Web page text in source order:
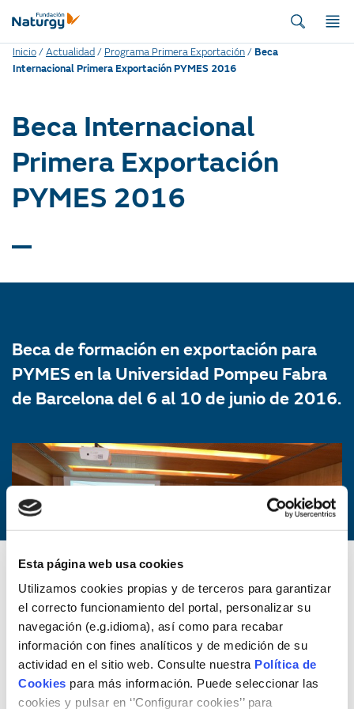
Esta página web usa cookies
Utilizamos cookies propias y de terceros para garantizar
el correcto funcionamiento del portal, personalizar su
navegación (e.g.idioma), así como para recabar
información con fines analíticos y de medición de su
actividad en el sitio web. Consulte nuestra Política de
Cookies para más información. Puede seleccionar las
cookies y pulsar en ‘’Configurar cookies’’ para
Inicio/Actualidad / Programa Primera Exportación/Beca
Internacional Primera Exportación PYMES 2016
Beca Internacional
Primera Exportación
PYMES 2016
Beca de formación en exportación para
PYMES en la Universidad Pompeu Fabra
de Barcelona del 6 al 10 de junio de 2016.